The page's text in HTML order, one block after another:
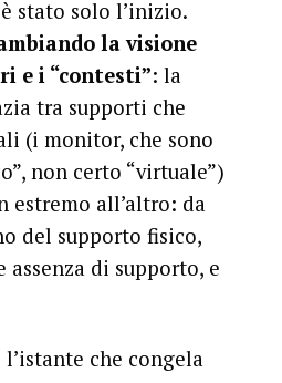
stato solo l’inizio.
la visione
e i “contesti”: la
tra supporti che
(i monitor, che sono
non certo “virtuale”)
estremo all’altro: da
del supporto fisico,
di supporto, e
che congela